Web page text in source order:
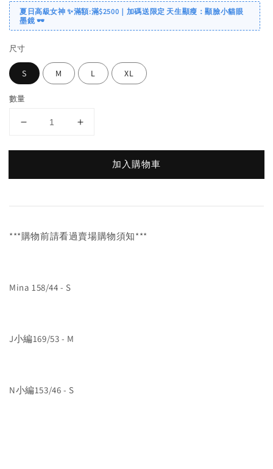
夏日高級女神 ✨滿額:滿$2500｜加碼送限定 天生顯瘦：顯臉小貓眼
墨鏡 🕶️
尺寸
S M L XL
數量
加入購物車
***購物前請看過賣場購物須知***
Mina 158/44 - S
J小編169/53 - M
N小編153/46 - S